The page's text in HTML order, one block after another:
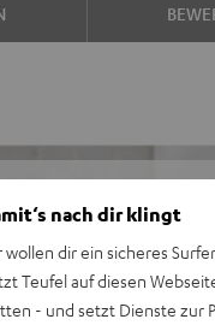
unserer High-End-
jeder Hinsicht
die Musik so lieben wie
nach dir klingt
wollen dir ein sicheres
Teufel auf diesen
- und setzt Dienste zur